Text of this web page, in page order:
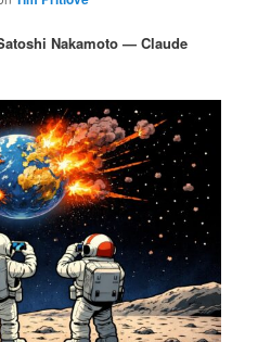
Nakamoto — Claude